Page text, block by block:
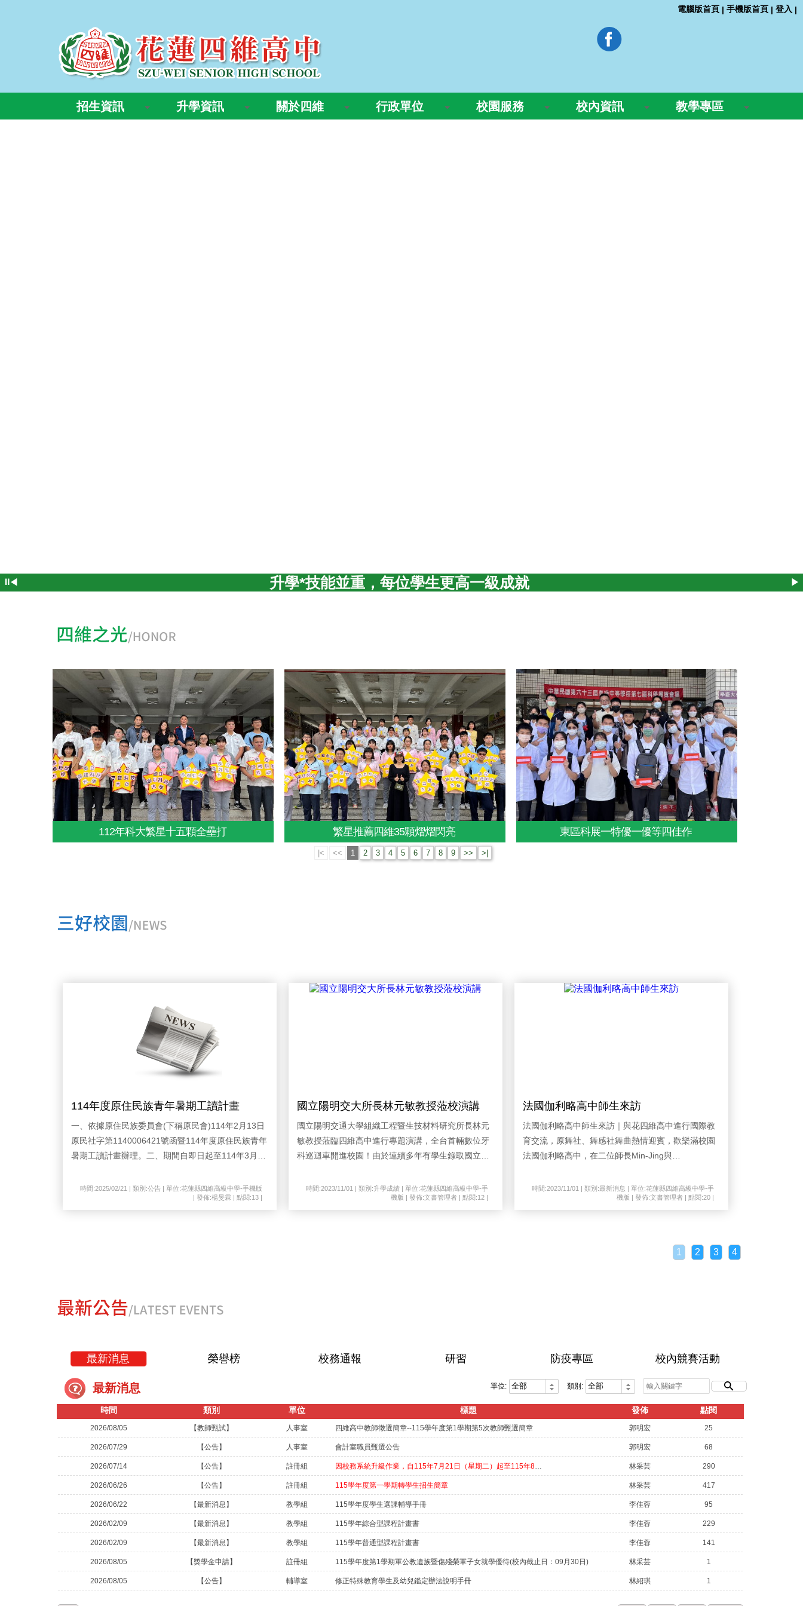
電腦版首頁 | 手機版首頁 | 登入 |
招生資訊 升學資訊 關於四維 行政單位 校園服務 校內資訊 教學專區
⏸◀
升學*技能並重，每位學生更高一級成就
你值得更好的舞臺——四維等你來發光
▶
112年科大繁星十五顆全壘打 繁星推薦四維35顆熠熠閃亮 東區科展一特優一優等四佳作
|< << 1 2 3 4 5 6 7 8 9 >> >|
114年度原住民族青年暑期工讀計畫
一、依據原住民族委員會(下稱原民會)114年2月13日
原民社字第1140006421號函暨114年度原住民族青年
暑期工讀計畫辦理。二、期間自即日起至114年3月15
JOB原住民族人力資源網（http://iwork.cip.gov.tw)
「會員登入」申請帳號，進入工讀專區報名，若逾時
時間:2025/02/21 | 類別:公告 | 單位:花蓮縣四維高級中學-手機版
| 發佈:楊旻霖 | 點閱:13 |
國立陽明交大所長林元敏教授蒞校演講
國立陽明交通大學組織工程暨生技材料研究所長林元
敏教授蒞臨四維高中進行專題演講，全台首輛數位牙
科巡迴車開進校園！由於連續多年有學生錄取國立陽
織工程暨生技材料研究所所長林元敏教授來了，為花
蓮四維高中的學子，帶來精準數位牙醫的新科技，除
業界奧斯卡獎的台灣精品。車內設備配有CNC切削
「高中生首要之務就是要先能夠自我探索，朝興趣的
發展，才能行行出狀元」、「把解決問題當成目
標」。林元敏教授難得來到高中校園，受到四維高中
學子的熱情迎接，教授演講中也為學子開眼界，介紹
現在先進的牙醫科技，包括影像辨識訊號，數位製
造，短短的幾分鐘可以進行口腔掃描；三分鐘3D齒
模；假牙規劃治療；3D列印機工廠化；植牙導版等。
演講中風趣的言詞帶來精彩的分享，更獲得熱烈回響
與發問。一年級的鍾旼真對於未來程式語言提問，教
授則鼓勵學子，要學會基本的程式語言，未來善用AI
工具，將會是主要趨勢。專題演講後，下午教授也替
現在正在進行第二階段醫、藥學相關科系個人申請的
三年級生，進行面試的輔導。校長蔡忠和表示，很榮
時間:2023/11/01 | 類別:升學成績 | 單位:花蓮縣四維高級中學-手
機版 | 發佈:文書管理者 | 點閱:12 |
法國伽利略高中師生來訪
法國伽利略高中師生來訪｜與花四維高中進行國際教
育交流，原舞社、舞感社舞曲熱情迎賓，歡樂滿校園
法國伽利略高中，在二位師長Min-Jing與
午前往四維高中進行國際教育文化交流。花蓮四維高
中校長蔡忠和、副校長楊祺霖與訓育組長陳慧萍，透
師生招呼。伽利略高中交流的學子，也都感受到學校
學生的熱情。法國高中師長也對四維的高中生健康、
生一一戴上。校長也介紹，學校除了普通科，還有各
特色的學程。學校也安排普通科三年級的學生，用英
語接待，進行文化交流，過程高中生們相誠以待，全
校師生熱情，讓學生接觸兩地文化。為接待貴賓到
來，學校安排原舞與舞感社表演，包括原舞社的迎賓
舞阿美七鳳，還有舞感社的曲目，結合花蓮原住民特
色的街舞表演，此外，原住民舞蹈社則現場進行豐年
祭歌舞教唱，帶領著法國高中生們一起進行原住民舞
蹈的體驗。遠從法國來的高中生則第一次造訪台灣的
花蓮四維高中，感受到四維學生的熱情與親切，參觀
學校各處與設施後，覺得這是一間熱情卻很有特色學
校，很高興能夠來到這裡參訪。校長蔡忠和誠摯歡迎
法國伽利略高校造訪，並表示四維高中不僅是一個重
視學生品格的學校，也和法國一樣重視多元文化與藝
文的學校，學校也是花蓮唯一設有應用日語學程的高
中。過去疫情前，日本愛知縣名古屋名城高校師生每
年都會來學校進行參訪。因此，學校對於語文教育也
時間:2023/11/01 | 類別:最新消息 | 單位:花蓮縣四維高級中學-手
機版 | 發佈:文書管理者 | 點閱:20 |
1 2 3 4
最新消息 榮譽榜 校務通報 研習 防疫專區 校內競賽活動
最新消息 單位: 類別:
時間 類別 單位 標題 發佈 點閱
2026/08/05 【教師甄試】 人事室 四維高中教師徵選簡章--115學年度第1學期第5次教師甄選簡章 郭明宏 25
2026/07/29 【公告】 人事室 會計室職員甄選公告 郭明宏 68
2026/07/14 【公告】 註冊組 因校務系統升級作業，自115年7月21日（星期二）起至115年8月7日（星期五）止，暫停受理各項證明書(如中文／英文成績單、修業證明書、兵役折抵相關證明等），造成不便，敬請見諒。 林采芸 290
2026/06/26 【公告】 註冊組 115學年度第一學期轉學生招生簡章 林采芸 417
2026/06/22 【最新消息】 教學組 115學年度學生選課輔導手冊 李佳蓉 95
2026/02/09 【最新消息】 教學組 115學年綜合型課程計畫書 李佳蓉 229
2026/02/09 【最新消息】 教學組 115學年普通型課程計畫書 李佳蓉 141
2026/08/05 【獎學金申請】 註冊組 115學年度第1學期軍公教遺族暨傷殘榮軍子女就學優待(校內截止日：09月30日) 林采芸 1
2026/08/05 【公告】 輔導室 修正特殊教育學生及幼兒鑑定辦法說明手冊 林紹琪 1